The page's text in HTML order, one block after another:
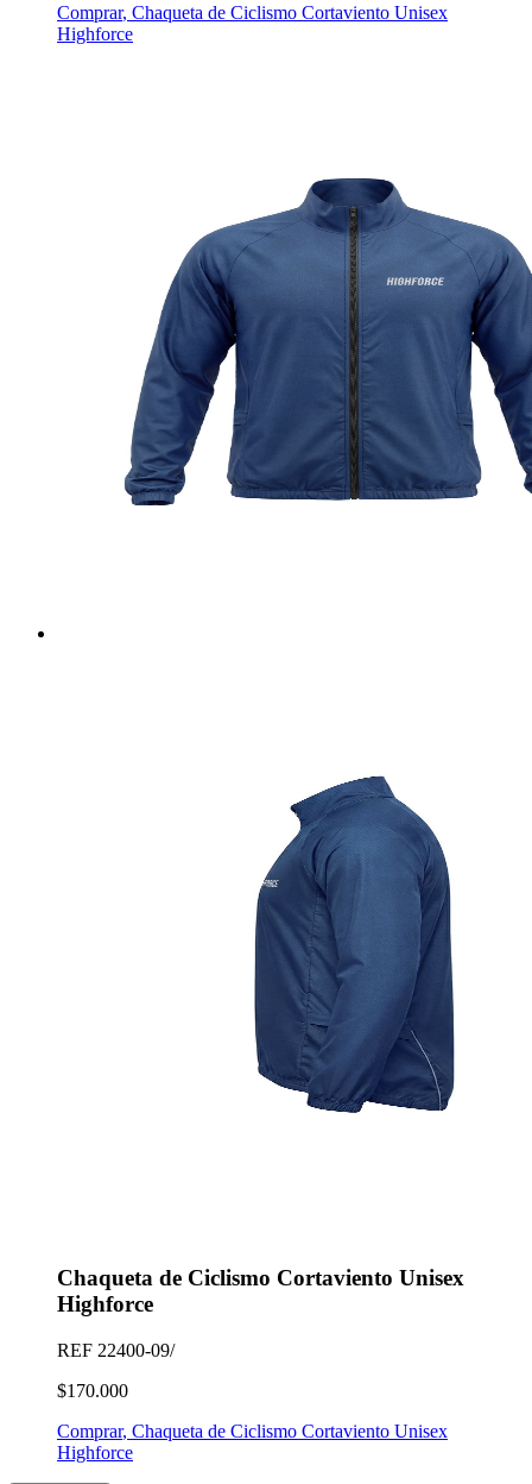
Comprar, Chaqueta de Ciclismo Cortaviento Unisex
Highforce
Chaqueta de Ciclismo Cortaviento Unisex
Highforce
REF 22400-09/
$170.000
Comprar, Chaqueta de Ciclismo Cortaviento Unisex
Highforce